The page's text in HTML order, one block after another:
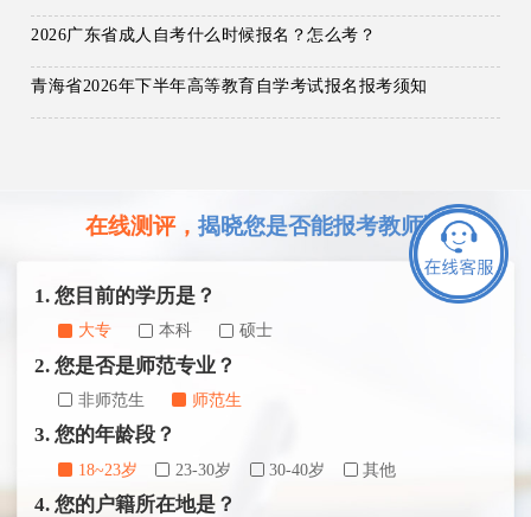
2026广东省成人自考什么时候报名？怎么考？
青海省2026年下半年高等教育自学考试报名报考须知
在线测评， 揭晓您是否能报考教师证
1. 您目前的学历是？
大专 本科 硕士
2. 您是否是师范专业？
非师范生 师范生
3. 您的年龄段？
18~23岁 23-30岁 30-40岁 其他
4. 您的户籍所在地是？